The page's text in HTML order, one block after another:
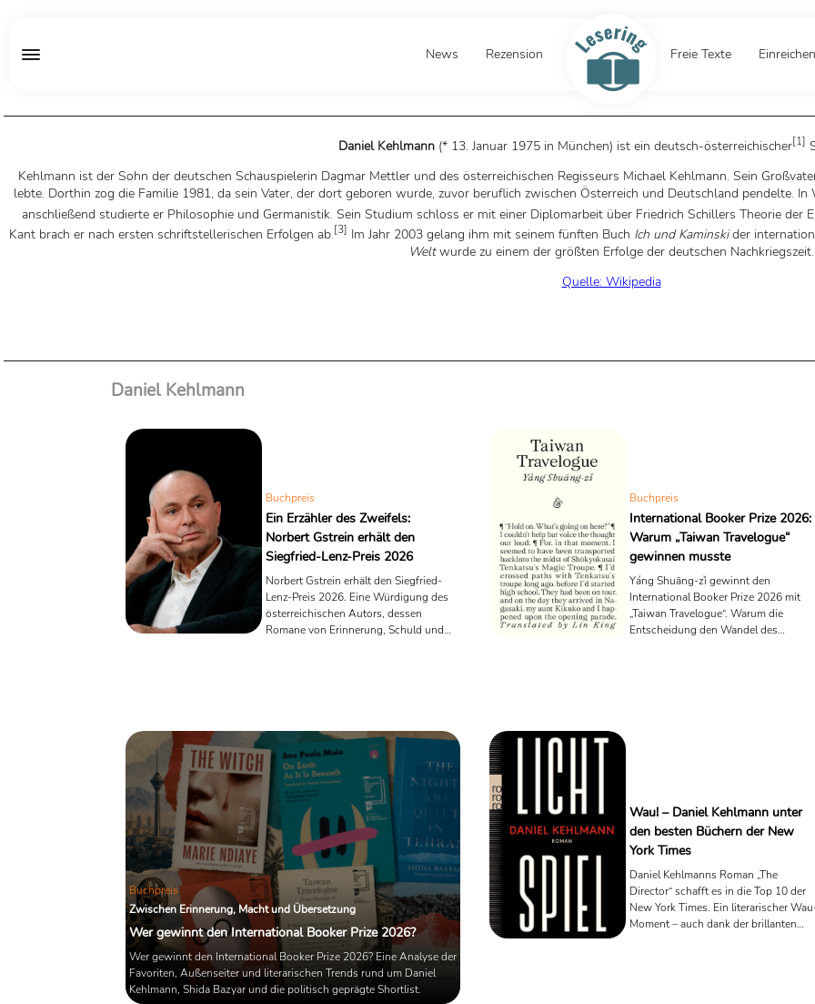
News Rezension Freie Texte Einreichen
Daniel Kehlmann (* 13. Januar 1975 in München) ist ein deutsch-österreichischer[1]
Kehlmann ist der Sohn der deutschen Schauspielerin Dagmar Mettler und des österreichischen Regisseurs Michael Kehlmann. Sein
lebte. Dorthin zog die Familie 1981, da sein Vater, der dort geboren wurde, zuvor beruflich zwischen Österreich und Deutschland pendelte.
anschließend studierte er Philosophie und Germanistik. Sein Studium schloss er mit einer Diplomarbeit über Friedrich Schillers Theorie der
Kant brach er nach ersten schriftstellerischen Erfolgen ab.[3] Im Jahr 2003 gelang ihm mit seinem fünften Buch Ich und Kaminskider
Weltwurde zu einem der größten Erfolge der deutschen Nachkriegszeit.
Quelle: Wikipedia
Daniel Kehlmann
Buchpreis
Ein Erzähler des Zweifels:
Norbert Gstrein erhält den
Siegfried-Lenz-Preis 2026
Norbert Gstrein erhält den Siegfried-
Lenz-Preis 2026. Eine Würdigung des
österreichischen Autors, dessen
Romane von Erinnerung, Schuld und
Buchpreis
International Booker Prize 2026:
Warum „Taiwan Travelogue“
gewinnen musste
Yáng Shuāng-zǐ gewinnt den
International Booker Prize 2026 mit
„Taiwan Travelogue“. Warum die
Entscheidung den Wandel des
Buchpreis
Zwischen Erinnerung, Macht und Übersetzung
Wer gewinnt den International Booker Prize 2026?
Wer gewinnt den International Booker Prize 2026? Eine Analyse der
Favoriten, Außenseiter und literarischen Trends rund um Daniel
Kehlmann, Shida Bazyar und die politisch geprägte Shortlist.
Wau! – Daniel Kehlmann unter
den besten Büchern der New
York Times
Daniel Kehlmanns Roman „The
Director“ schafft es in die Top 10 der
New York Times. Ein literarischer
Moment – auch dank der brillanten